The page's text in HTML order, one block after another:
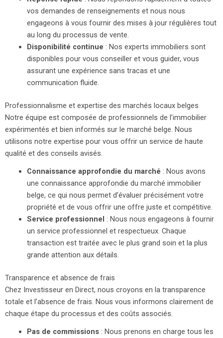
vos demandes de renseignements et nous nous
engageons à vous fournir des mises à jour régulières tout
au long du processus de vente.
Disponibilité continue : Nos experts immobiliers sont
disponibles pour vous conseiller et vous guider, vous
assurant une expérience sans tracas et une
communication fluide.
Professionnalisme et expertise des marchés locaux belges
Notre équipe est composée de professionnels de l’immobilier
expérimentés et bien informés sur le marché belge. Nous
utilisons notre expertise pour vous offrir un service de haute
qualité et des conseils avisés.
Connaissance approfondie du marché : Nous avons
une connaissance approfondie du marché immobilier
belge, ce qui nous permet d’évaluer précisément votre
propriété et de vous offrir une offre juste et compétitive.
Service professionnel : Nous nous engageons à fournir
un service professionnel et respectueux. Chaque
transaction est traitée avec le plus grand soin et la plus
grande attention aux détails.
Transparence et absence de frais
Chez Investisseur en Direct, nous croyons en la transparence
totale et l’absence de frais. Nous vous informons clairement de
chaque étape du processus et des coûts associés.
Pas de commissions: Nous prenons en charge tous les